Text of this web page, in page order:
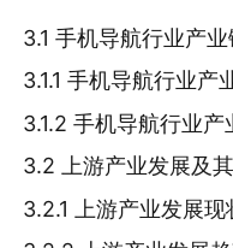
3.1 手机导航行业产
3.1.1 手机导航行业产
3.1.2 手机导航行业
3.2 上游产业发展及
3.2.1 上游产业发展现